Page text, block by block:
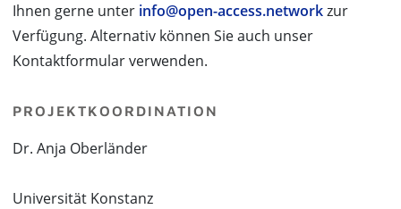
Ihnen gerne unter info@open-access.networkzur
Verfügung. Alternativ können Sie auch unser
Kontaktformular verwenden.
PROJEKTKOORDINATION
Dr. Anja Oberländer
Universität Konstanz